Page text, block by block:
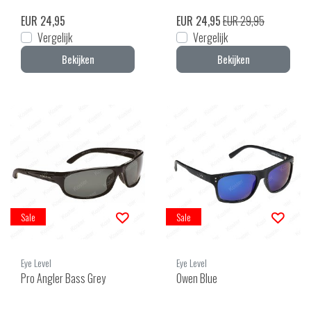
EUR 24,95
Vergelijk
Bekijken
EUR 24,95EUR 29,95
Vergelijk
Bekijken
Sale
Eye Level
Pro Angler Bass Grey
Sale
Eye Level
Owen Blue